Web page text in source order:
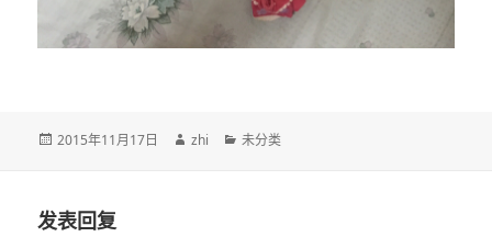
发
2015年11月17日
作
zhi
分
未分类
发表回复